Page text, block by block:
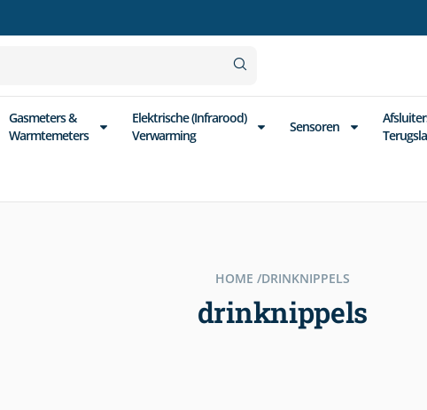
Gasmeters &
Warmtemeters
Elektrische (Infrarood)
Verwarming
Sensoren
HOME /DRINKNIPPELS
drinknippels